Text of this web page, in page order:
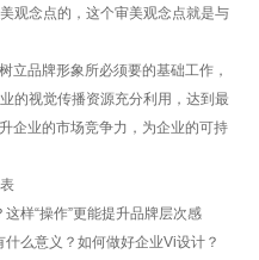
观念点的，这个审美观念点就是与
品牌形象所必须要的基础工作，
的视觉传播资源充分利用，达到最
企业的市场竞争力，为企业的可持
样“操作”更能提升品牌层次感
什么意义？如何做好企业Vi设计？